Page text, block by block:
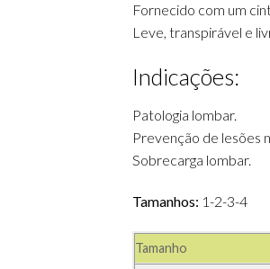
Fornecido com um
Leve, transpirável e
Indicações:
Patologia lombar.
Prevenção de lesões
Sobrecarga lombar.
Tamanhos: 1-2-3-4
Tamanho